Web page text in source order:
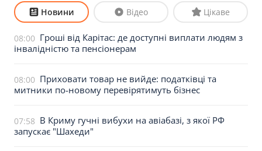
Новини Відео Цікаве
08:00 Гроші від Карітас: де доступні виплати людям з
інвалідністю та пенсіонерам
08:00 Приховати товар не вийде: податківці та
митники по-новому перевірятимуть бізнес
07:58 В Криму гучні вибухи на авіабазі, з якої РФ
запускає "Шахеди"